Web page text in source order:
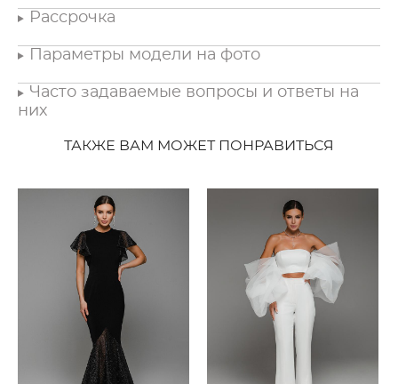
Рассрочка
Параметры модели на фото
Часто задаваемые вопросы и ответы на
них
ТАКЖЕ ВАМ МОЖЕТ ПОНРАВИТЬСЯ